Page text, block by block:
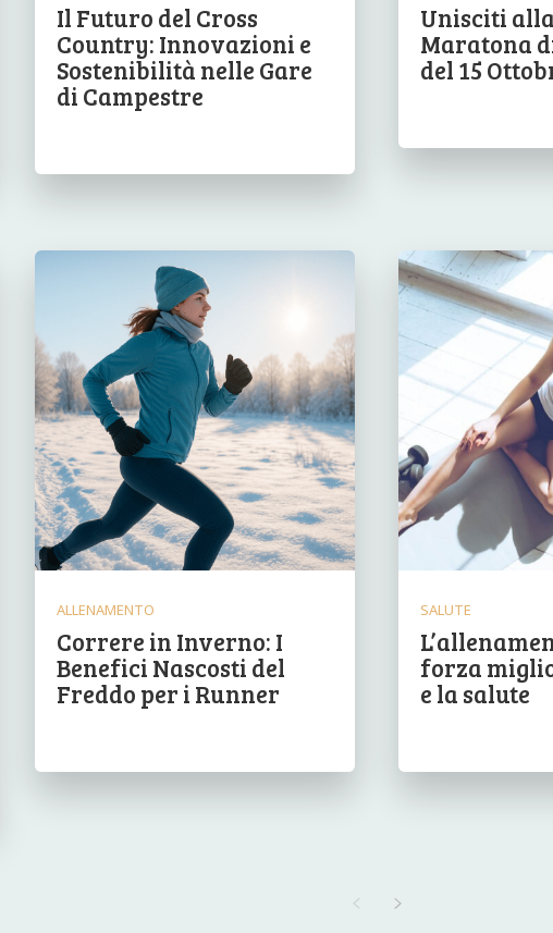
Il Futuro del Cross
Country: Innovazioni e
Sostenibilità nelle Gare
di Campestre
Unisciti
Maratona
del 15
ALLENAMENTO
Correre in Inverno: I
Benefici Nascosti del
Freddo per i Runner
SALUTE
forza
e la salute